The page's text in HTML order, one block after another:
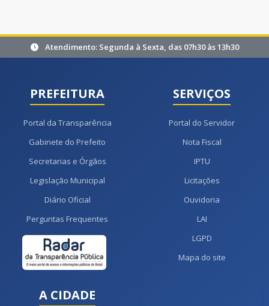
Atendimento: Segunda à Sexta, das 07h30 às 13h30
PREFEITURA
Portal da Transparência
Gabinete do Prefeito
Secretarias e Órgãos
Legislação Municipal
Diário Oficial
Perguntas Frequentes
SERVIÇOS
Portal do Servidor
Nota Fiscal
IPTU
Licitações
Ouvidoria
LAI
LGPD
Mapa do site
A CIDADE